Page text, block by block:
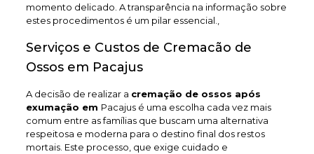
momento delicado. A transparência na informação sobre
estes procedimentos é um pilar essencial.,
Serviços e Custos de Cremacão de
Ossos em Pacajus
A decisão de realizar a cremação de ossos após
exumação em Pacajus é uma escolha cada vez mais
comum entre as famílias que buscam uma alternativa
respeitosa e moderna para o destino final dos restos
mortais. Este processo, que exige cuidado e